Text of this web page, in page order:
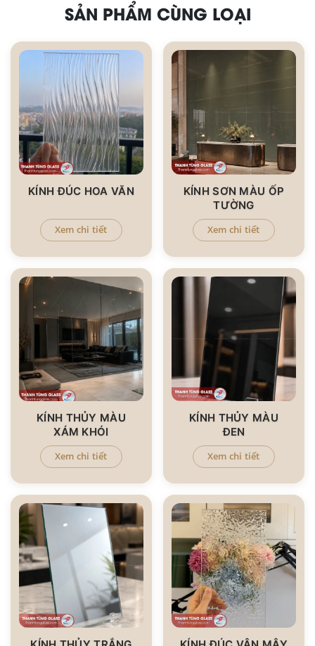
SẢN PHẨM CÙNG LOẠI
KÍNH ĐÚC HOA VĂN
Xem chi tiết
KÍNH SƠN MÀU ỐP
TƯỜNG
Xem chi tiết
KÍNH THỦY MÀU
XÁM KHÓI
Xem chi tiết
KÍNH THỦY MÀU
ĐEN
Xem chi tiết